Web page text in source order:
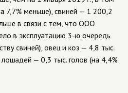
7,7% меньше), свиней — 1 200,2
в связи с тем, что ООО
в эксплуатацию 3-ю очередь
свиней), овец и коз — 4,8 тыс.
— 0,3 тыс. голов (на 4,4%